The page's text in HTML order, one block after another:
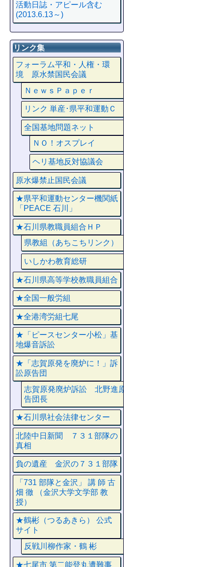
活動日誌・アピール含む
(2013.6.13～)
リンク集
フォーラム平和・人権・環
境 原水禁国民会議
ＮｅｗｓＰａｐｅｒ
リンク 単産･県平和運動Ｃ
全国基地問題ネット
ＮＯ！オスプレイ
ヘリ基地反対協議会
原水爆禁止国民会議
★県平和運動センター機関紙
「PEACE 石川」
★石川県教職員組合ＨＰ
県教組（あちこちリンク）
いしかわ教育総研
★石川県高等学校教職員組合
★全国一般労組
★全港湾労組七尾
★「ピースセンター小松」基
地爆音訴訟
★「志賀原発を廃炉に！」訴
訟原告団
志賀原発廃炉訴訟 北野進原
告団長
★石川県社会法律センター
北陸中日新聞 ７３１部隊の
真相
負の遺産 金沢の７３１部隊
「731 部隊と金沢」 講 師 古
畑 徹 （金沢大学文学部 教
授）
★鶴彬（つるあきら） 公式
サイト
反戦川柳作家・鶴 彬
★七尾市 第二能登丸遭難事